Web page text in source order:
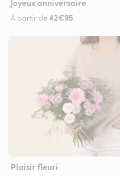
Joyeux anniversaire
À partir de42€95
Plaisir fleuri